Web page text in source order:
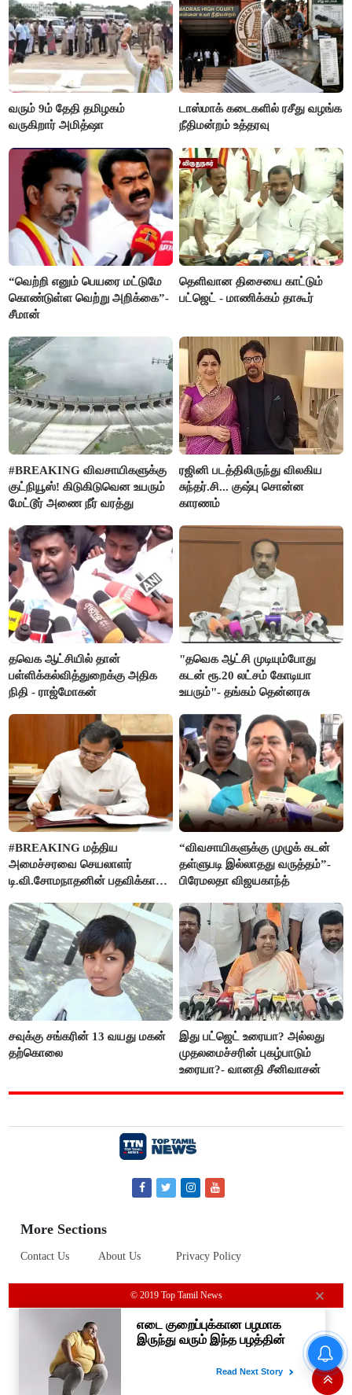
வரும் 9ம் தேதி தமிழகம்
வருகிறார் அமித்ஷா
டாஸ்மாக் கடைகளில் ரசீது வழங்க
நீதிமன்றம் உத்தரவு
“வெற்றி எனும் பெயரை மட்டுமே
கொண்டுள்ள வெற்று அறிக்கை”-
சீமான்
தெளிவான திசையை காட்டும்
பட்ஜெட் - மாணிக்கம் தாகூர்
#BREAKING விவசாயிகளுக்கு
குட்நியூஸ்! கிடுகிடுவென உயரும்
மேட்டூர் அணை நீர் வரத்து
ரஜினி படத்திலிருந்து விலகிய
சுந்தர்.சி... குஷ்பு சொன்ன
காரணம்
தவெக ஆட்சியில் தான்
பள்ளிக்கல்வித்துறைக்கு அதிக
நிதி - ராஜ்மோகன்
"தவெக ஆட்சி முடியும்போது
கடன் ரூ.20 லட்சம் கோடியா
உயரும்"- தங்கம் தென்னரசு
#BREAKING மத்திய
அமைச்சரவை செயலாளர்
டி.வி.சோமநாதனின் பதவிக்காலம்
“விவசாயிகளுக்கு முழுக் கடன்
தள்ளுபடி இல்லாதது வருத்தம்”-
பிரேமலதா விஜயகாந்த்
சவுக்கு சங்கரின் 13 வயது மகன்
தற்கொலை
இது பட்ஜெட் உரையா? அல்லது
முதலமைச்சரின் புகழ்பாடும்
உரையா?- வானதி சீனிவாசன்
More Sections
Contact Us About Us Privacy Policy
© 2019 Top Tamil News